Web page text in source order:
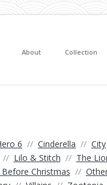
About Collection
6 // Cinderella // City
// Lilo & Stitch // The
Christmas //